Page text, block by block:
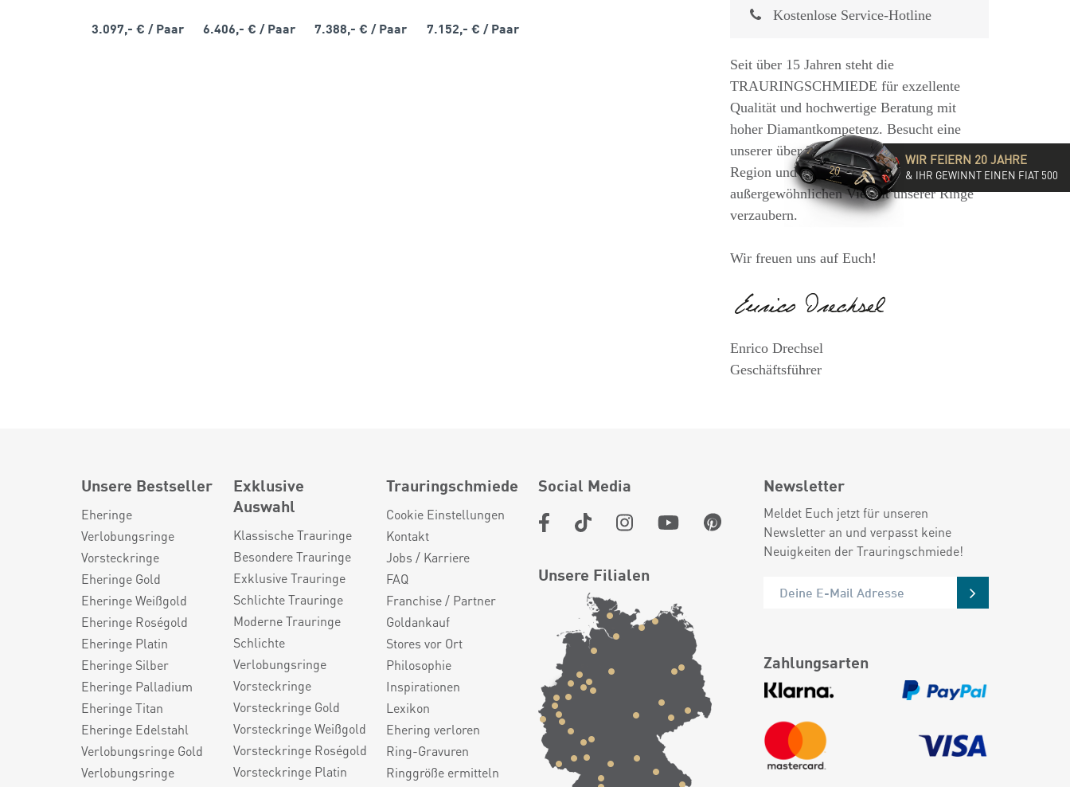
3.097,- € / Paar 6.406,- €/ Paar 7.388,- €/ Paar 7.152,- € / Paar
Kostenlose Service-Hotline
Seit über 15 Jahren steht die
TRAURINGSCHMIEDE für exzellente
Qualität und hochwertige Beratung mit
hoher Diamantkompetenz. Besucht eine
unserer über 35 Filialen in der DACH-
Region und lasst Euch von der
außergewöhnlichen Vielfalt unserer Ringe
verzaubern.
Wir freuen uns auf Euch!
Enrico Drechsel
Geschäftsführer
Unsere Bestseller
Eheringe
Verlobungsringe
Vorsteckringe
Eheringe Gold
Eheringe Weißgold
Eheringe Roségold
Eheringe Platin
Eheringe Silber
Eheringe Palladium
Eheringe Titan
Eheringe Edelstahl
Verlobungsringe Gold
Verlobungsringe
Exklusive
Auswahl
Klassische Trauringe
Besondere Trauringe
Exklusive Trauringe
Schlichte Trauringe
Moderne Trauringe
Schlichte
Verlobungsringe
Vorsteckringe
Vorsteckringe Gold
Vorsteckringe Weißgold
Vorsteckringe Roségold
Vorsteckringe Platin
Trauringschmiede
Cookie Einstellungen
Kontakt
Jobs / Karriere
FAQ
Franchise / Partner
Goldankauf
Stores vor Ort
Philosophie
Inspirationen
Lexikon
Ehering verloren
Ring-Gravuren
Ringgröße ermitteln
Social Media
Unsere Filialen
Newsletter
Meldet Euch jetzt für unseren
Newsletter an und verpasst keine
Neuigkeiten der Trauringschmiede!
Zahlungsarten
WIR FEIERN 20 JAHRE
& IHR GEWINNT EINEN FIAT 500